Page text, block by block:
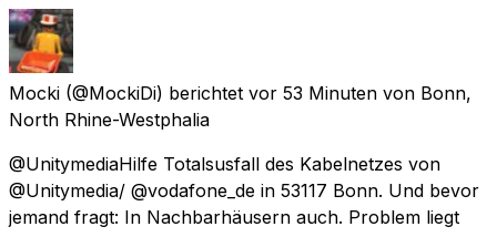
Mocki (@MockiDi) berichtet vor 53 Minuten von Bonn,
North Rhine-Westphalia
@UnitymediaHilfe Totalsusfall des Kabelnetzes von
@Unitymedia/ @vodafone_de in 53117 Bonn. Und bevor
jemand fragt: In Nachbarhäusern auch. Problem liegt